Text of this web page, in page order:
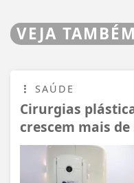
VEJA TAMBÉM
SAÚDE
Cirurgias
crescem mais de